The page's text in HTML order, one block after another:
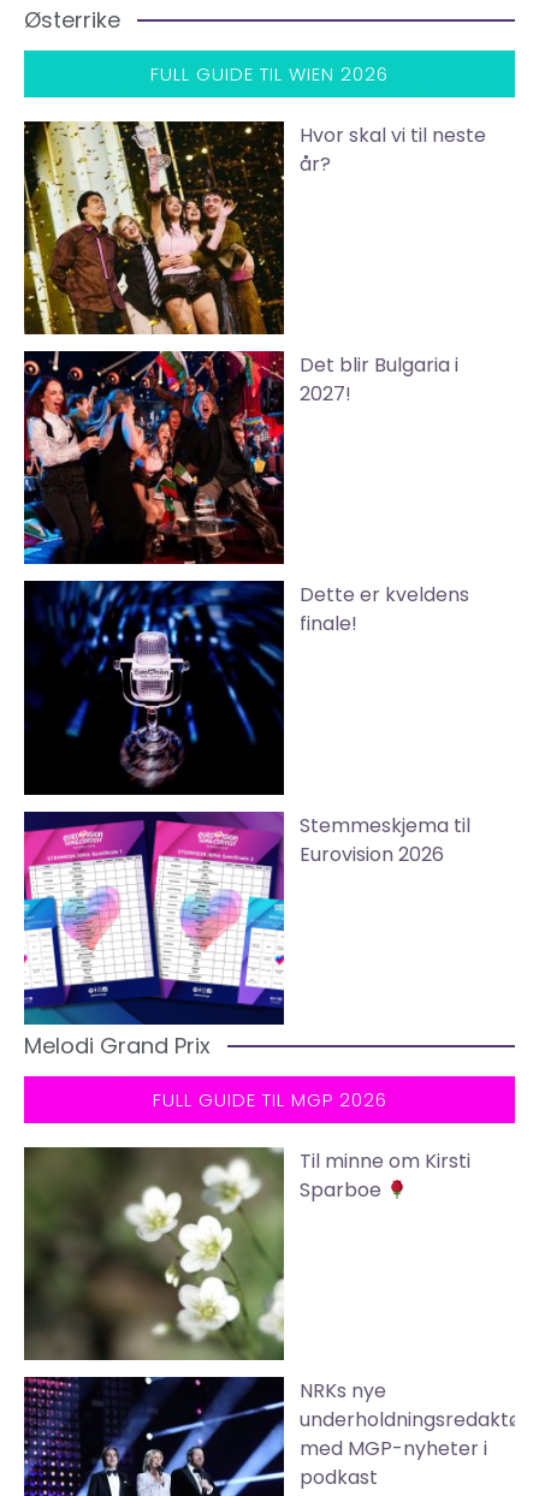
Østerrike
FULL GUIDE TIL WIEN 2026
Hvor skal vi til neste
år?
Det blir Bulgaria i
2027!
Dette er kveldens
finale!
Stemmeskjema til
Eurovision 2026
Melodi Grand Prix
FULL GUIDE TIL MGP 2026
Til minne om Kirsti
Sparboe
NRKs nye
underholdningsredaktør
med MGP-nyheter i
podkast